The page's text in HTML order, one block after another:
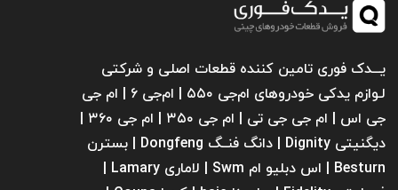
یـــدک فوری تامین کننده قطعات اصلی و شرکتی
لـوازم یدکی خودروهای ام‌جی ۵۵۰ | ام‌جی ۶ | ام جی
دیگنیتی Dignity | دانگ فنــگ Dongfeng | بسترن